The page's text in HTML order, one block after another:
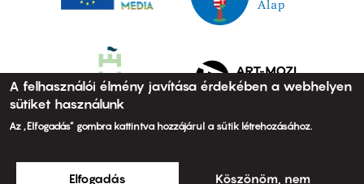
A felhasználói élmény javítása érdekében a webhelyen
sütiket használunk
Az „Elfogadás” gombra kattintva hozzájárul a sütik létrehozásához.
Elfogadás Köszönöm, nem